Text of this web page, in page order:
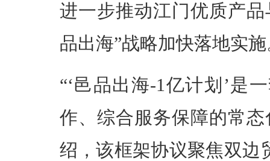
进一步推动江门优质产
品出海”战略加快落地实
“‘邑品出海-1亿计划’是
作、综合服务保障的常
绍，该框架协议聚焦双边